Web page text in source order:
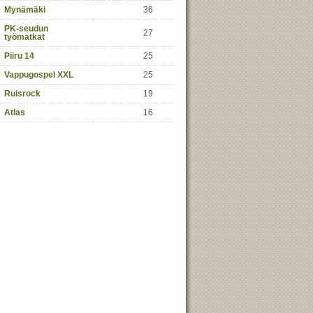
Mynämäki 36
PK-seudun
työmatkat
27
Piiru 14
25
Vappugospel XXL
25
Ruisrock
19
Atlas 16